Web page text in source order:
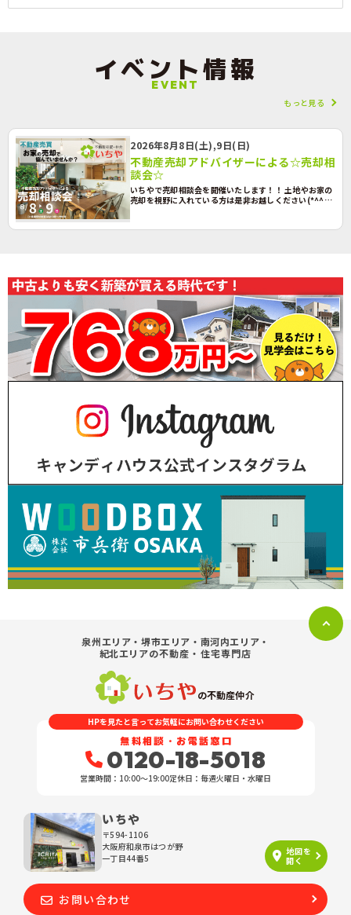
イベント情報
EVENT
もっと見る
2026年8月8日(土),9日(日)
不動産売却アドバイザーによる☆売却相
談会☆
いちやで売却相談会を開催いたします！！ 土地やお家の
売却を視野に入れている方は是非お越しください(*^^*)
や フリーダイヤル：0120-18-5018
泉州エリア・堺市エリア・南河内エリア・
紀北エリアの不動産・住宅専門店
の不動産仲介
HPを見たと言ってお気軽にお問い合わせください
無料相談・お電話窓口
0120-18-5018
営業時間：10:00〜19:00定休日：毎週火曜日・水曜日
いちや
〒594-1106
大阪府和泉市はつが野
一丁目44番5
地図を
開く
お問い合わせ